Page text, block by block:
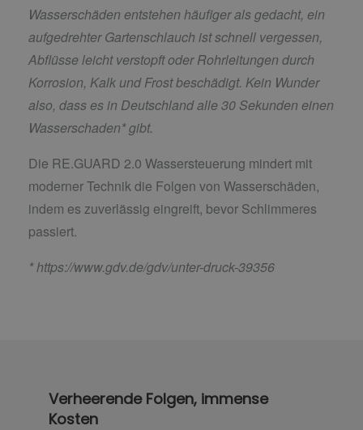
Wasserschäden entstehen häufiger als gedacht, ein
aufgedrehter Gartenschlauch ist schnell vergessen,
Abflüsse leicht verstopft oder Rohrleitungen durch
Korrosion, Kalk und Frost beschädigt. Kein Wunder
also, dass es in Deutschland alle 30 Sekunden einen
Wasserschaden* gibt.
Die RE.GUARD 2.0 Wassersteuerung mindert mit
moderner Technik die Folgen von Wasserschäden,
indem es zuverlässig eingreift, bevor Schlimmeres
passiert.
*https://www.gdv.de/gdv/unter-druck-39356
Verheerende Folgen, immense
Kosten